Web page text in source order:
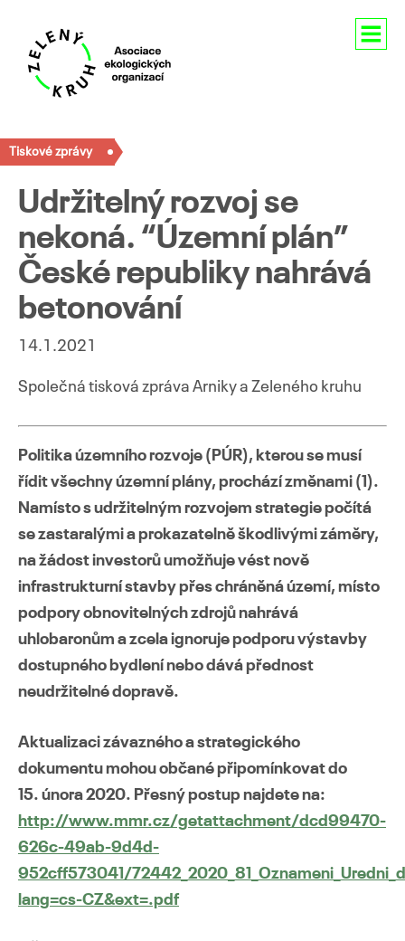
Naše aktivity
Přejít
webu
Tiskové zprávy
Udržitelný rozvoj se
nekoná. “Územní plán”
České republiky nahrává
betonování
14.1.2021
Společná tisková zpráva Arniky a Zeleného kruhu
Politika územního rozvoje (PÚR), kterou se musí
řídit všechny územní plány, prochází změnami (1).
Namísto s udržitelným rozvojem strategie počítá
se zastaralými a prokazatelně škodlivými záměry,
na žádost investorů umožňuje vést nově
infrastrukturní stavby přes chráněná území, místo
podpory obnovitelných zdrojů nahrává
uhlobaronům a zcela ignoruje podporu výstavby
dostupného bydlení nebo dává přednost
neudržitelné dopravě.
Aktualizaci závazného a strategického
dokumentu mohou občané připomínkovat do
15. února 2020. Přesný postup najdete na:
http://www.mmr.cz/getattachment/dcd99470-
626c-49ab-9d4d-
952cff573041/
lang=cs-CZ&ext=.pdf